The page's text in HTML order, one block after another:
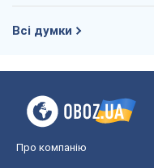
Всі думки
Про компанію